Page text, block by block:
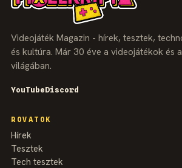
Videojáték Magazin - hírek, tesztek,
és kultúra. Már 30 éve a videojátékok és
világában.
YouTubeDiscord
ROVATOK
Hírek
Tesztek
Tech tesztek